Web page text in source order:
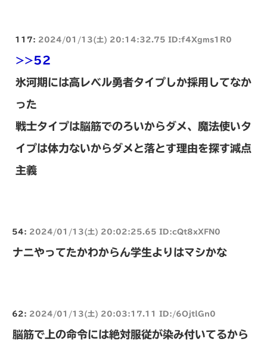
117: 2024/01/13(土) 20:14:32.75 ID:f4Xgms1R0
>>52
氷河期には高レベル勇者タイプしか採用してなか
った
戦士タイプは脳筋でのろいからダメ、魔法使いタ
イプは体力ないからダメと落とす理由を探す減点
主義
54: 2024/01/13(土) 20:02:25.65 ID:cQt8xXFN0
ナニやってたかわからん学生よりはマシかな
62: 2024/01/13(土) 20:03:17.11 ID:/6OjtlGn0
脳筋で上の命令には絶対服従が染み付いてるから